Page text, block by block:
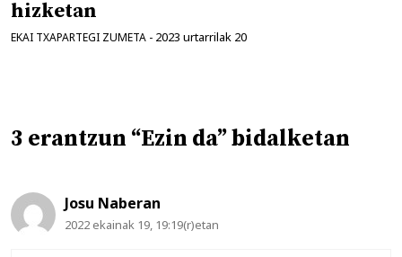
hizketan
EKAI TXAPARTEGI ZUMETA - 2023 urtarrilak 20
3 erantzun “Ezin da” bidalketan
Josu Naberan
2022 ekainak 19, 19:19(r)etan